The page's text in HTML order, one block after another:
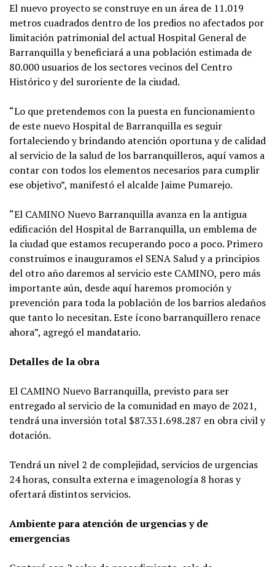
El nuevo proyecto se construye en un área de 11.019
metros cuadrados dentro de los predios no afectados por
limitación patrimonial del actual Hospital General de
Barranquilla y beneficiará a una población estimada de
80.000 usuarios de los sectores vecinos del Centro
Histórico y del suroriente de la ciudad.
“Lo que pretendemos con la puesta en funcionamiento
de este nuevo Hospital de Barranquilla es seguir
fortaleciendo y brindando atención oportuna y de calidad
al servicio de la salud de los barranquilleros, aquí vamos a
contar con todos los elementos necesarios para cumplir
ese objetivo”, manifestó el alcalde Jaime Pumarejo.
“El CAMINO Nuevo Barranquilla avanza en la antigua
edificación del Hospital de Barranquilla, un emblema de
la ciudad que estamos recuperando poco a poco. Primero
construimos e inauguramos el SENA Salud y a principios
del otro año daremos al servicio este CAMINO, pero más
importante aún, desde aquí haremos promoción y
prevención para toda la población de los barrios aledaños
que tanto lo necesitan. Este ícono barranquillero renace
ahora”, agregó el mandatario.
Detalles de la obra
El CAMINO Nuevo Barranquilla, previsto para ser
entregado al servicio de la comunidad en mayo de 2021,
tendrá una inversión total $87.331.698.287 en obra civil y
dotación.
Tendrá un nivel 2 de complejidad, servicios de urgencias
24 horas, consulta externa e imagenología 8 horas y
ofertará distintos servicios.
Ambiente para atención de urgencias y de
emergencias